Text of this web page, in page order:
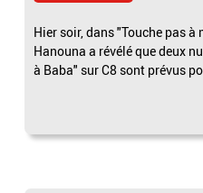
Hier soir, dans "Touche pas à
Hanouna a révélé que deux
à Baba" sur C8 sont prévus